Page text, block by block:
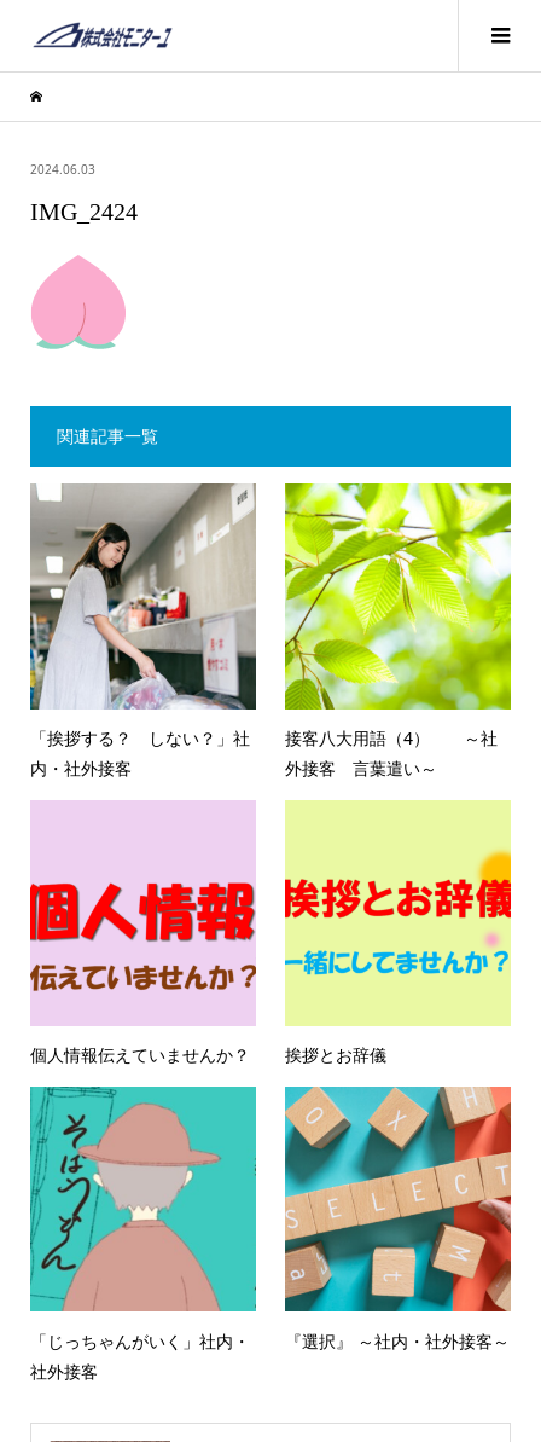
2024.06.03
IMG_2424
関連記事一覧
「挨拶する？ しない？」社
内・社外接客
接客八大用語（4） ～社
外接客 言葉遣い～
個人情報伝えていませんか？ 挨拶とお辞儀
「じっちゃんがいく」社内・
社外接客
『選択』 ～社内・社外接客～